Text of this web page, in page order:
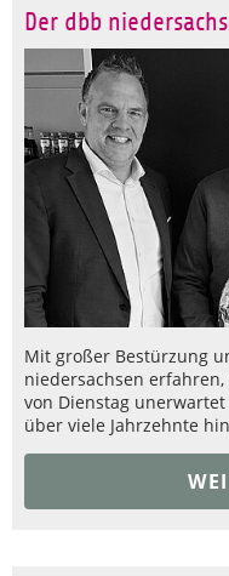
Der dbb
Mit großer Bestürzung
niedersachsen
von Dienstag
über viele Jahrzehnte